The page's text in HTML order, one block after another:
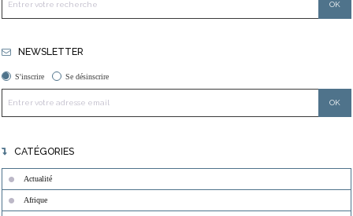
NEWSLETTER
S'inscrire Se désinscrire
CATÉGORIES
Actualité
Afrique